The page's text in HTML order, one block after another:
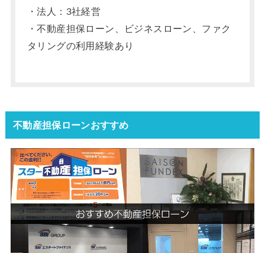
・法人：3社経営
・不動産担保ローン、ビジネスローン、ファク
タリングの利用経験あり
不動産担保ローンおすすめ